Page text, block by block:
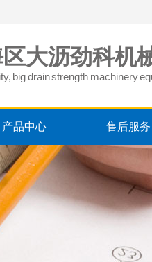
大沥劲科机
big drain strength machinery
产品中心 售后服务